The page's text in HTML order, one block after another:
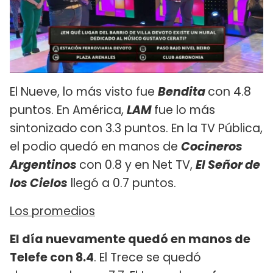
El Nueve, lo más visto fue Benditacon 4.8
puntos. En América, LAMfue lo más
sintonizado con 3.3 puntos. En la TV Pública,
el podio quedó en manos de Cocineros
Argentinos con 0.8 y en Net TV, El Señor de
los Cielos llegó a 0.7 puntos.
Los promedios
El día nuevamente quedó en manos de
Telefe con 8.4. El Trece se quedó